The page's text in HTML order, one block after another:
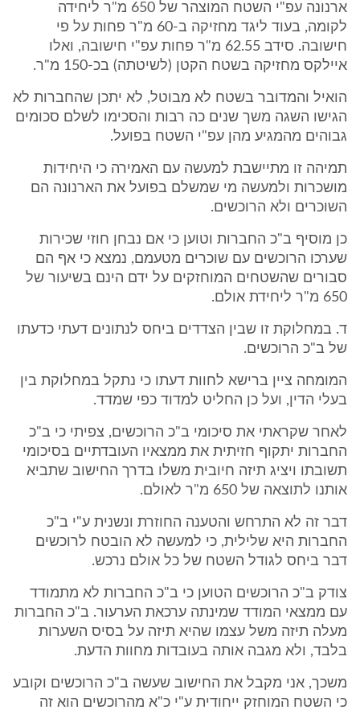
ארנונה עפ"י השטח המוצהר של 650 מ"ר ליחידה
לקומה, בעוד ליגד מחזיקה ב-60 מ"ר פחות על פי
חישובה. סידב 62.55 מ"ר פחות עפ"י חישובה, ואלו
איילקס מחזיקה בשטח הקטן (לשיטתה) בכ-150 מ"ר.
הואיל והמדובר בשטח לא מבוטל, לא יתכן שהחברות לא
הגישו השגה משך שנים כה רבות והסכימו לשלם סכומים
גבוהים מהמגיע מהן עפ"י השטח בפועל.
תמיהה זו מתיישבת למעשה עם האמירה כי היחידות
מושכרות ולמעשה מי שמשלם בפועל את הארנונה הם
השוכרים ולא הרוכשים.
כן מוסיף ב"כ החברות וטוען כי אם נבחן חוזי שכירות
שערכו הרוכשים עם שוכרים מטעמם, נמצא כי אף הם
סבורים שהשטחים המוחזקים על ידם הינם בשיעור של
650 מ"ר ליחידת אולם.
ד. במחלוקת זו שבין הצדדים ביחס לנתונים דעתי כדעתו
של ב"כ הרוכשים.
המומחה ציין ברישא לחוות דעתו כי נתקל במחלוקת בין
בעלי הדין, ועל כן החליט למדוד כפי שמדד.
לאחר שקראתי את סיכומי ב"כ הרוכשים, צפיתי כי ב"כ
החברות יתקוף חזיתית את ממצאיו העובדתיים בסיכומי
תשובתו ויציג תיזה חיובית משלו בדרך החישוב שתביא
אותנו לתוצאה של 650 מ"ר לאולם.
דבר זה לא התרחש והטענה החוזרת ונשנית ע"י ב"כ
החברות היא שלילית, כי למעשה לא הובטח לרוכשים
דבר ביחס לגודל השטח של כל אולם נרכש.
צודק ב"כ הרוכשים הטוען כי ב"כ החברות לא מתמודד
עם ממצאי המודד שמינתה ערכאת הערעור. ב"כ החברות
מעלה תיזה משל עצמו שהיא תיזה על בסיס השערות
בלבד, ולא מגבה אותה בעובדות מחוות הדעת.
משכך, אני מקבל את החישוב שעשה ב"כ הרוכשים וקובע
כי השטח המוחזק ייחודית ע"י כ"א מהרוכשים הוא זה